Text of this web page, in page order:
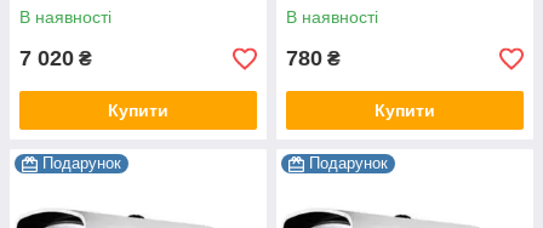
В наявності
7 020 ₴
Купити
В наявності
780 ₴
Купити
Подарунок Подарунок